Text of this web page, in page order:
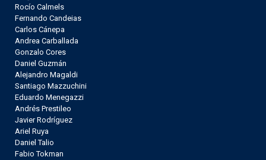
Rocío Calmels
Fernando Candeias
Carlos Cánepa
Andrea Carballada
Gonzalo Cores
Daniel Guzmán
Alejandro Magaldi
Santiago Mazzuchini
Eduardo Menegazzi
Andrés Prestileo
Javier Rodríguez
Ariel Ruya
Daniel Talio
Fabio Tokman